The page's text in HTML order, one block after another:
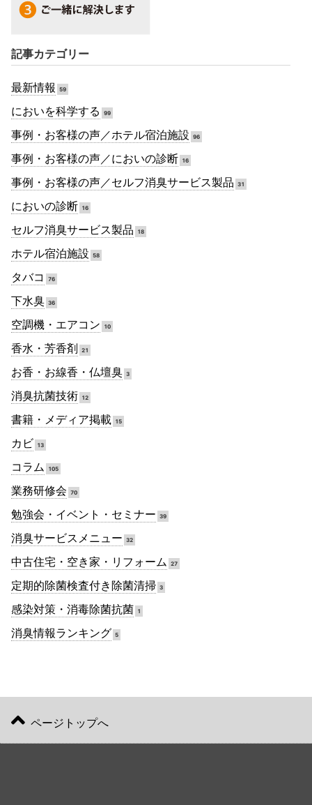
記事カテゴリー
最新情報 59
においを科学する 99
事例・お客様の声／ホテル宿泊施設 96
事例・お客様の声／においの診断 16
事例・お客様の声／セルフ消臭サービス製品 31
においの診断 16
セルフ消臭サービス製品 18
ホテル宿泊施設 58
タバコ 76
下水臭 36
空調機・エアコン 10
香水・芳香剤 21
お香・お線香・仏壇臭 3
消臭抗菌技術 12
書籍・メディア掲載 15
カビ 13
コラム 105
業務研修会 70
勉強会・イベント・セミナー 39
消臭サービスメニュー 32
中古住宅・空き家・リフォーム 27
定期的除菌検査付き除菌清掃 3
感染対策・消毒除菌抗菌 1
消臭情報ランキング 5
ページトップへ